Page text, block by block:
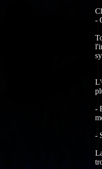
-
-
-